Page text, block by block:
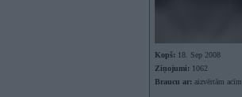
Kopš: 18. Sep 2008
Ziņojumi: 1062
Braucu ar: aizvērtām acīm